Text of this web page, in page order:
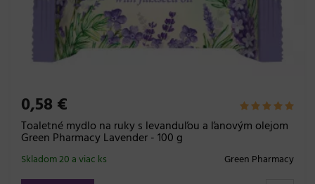
0,58 €
Toaletné mydlo na ruky s levanduľou a ľanovým olejom
Green Pharmacy Lavender - 100 g
Green Pharmacy
Skladom 20 a viac ks